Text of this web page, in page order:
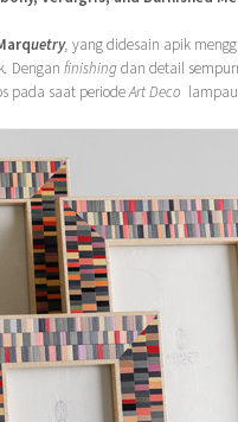
uetry, yang didesain apik
. Dengan finishingdan detail
pada saat periodeArt Deco